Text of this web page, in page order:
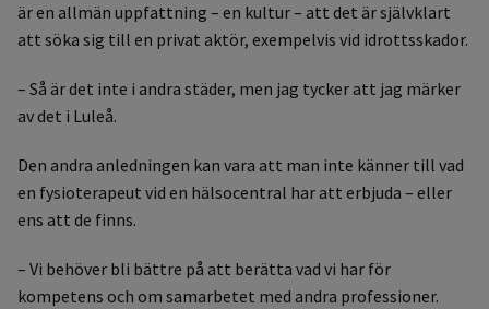
är en allmän uppfattning – en kultur – att det är självklart
att söka sig till en privat aktör, exempelvis vid idrottsskador.
– Så är det inte i andra städer, men jag tycker att jag märker
av det i Luleå.
Den andra anledningen kan vara att man inte känner till vad
en fysioterapeut vid en hälsocentral har att erbjuda – eller
ens att de finns.
– Vi behöver bli bättre på att berätta vad vi har för
kompetens och om samarbetet med andra professioner.